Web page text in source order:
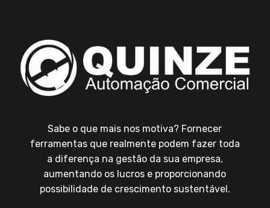
Sabe o que mais nos motiva? Fornecer
ferramentas que realmente podem fazer toda
a diferença na gestão da sua empresa,
aumentando os lucros e proporcionando
possibilidade de crescimento sustentável.